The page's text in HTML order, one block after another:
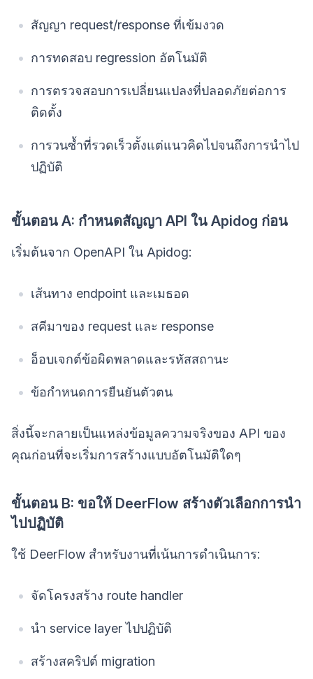
สัญญา request/response ที่เข้มงวด
การทดสอบ regression อัตโนมัติ
การตรวจสอบการเปลี่ยนแปลงที่ปลอดภัยต่อการ
ติดตั้ง
การวนซ้ำที่รวดเร็วตั้งแต่แนวคิดไปจนถึงการนำไป
ปฏิบัติ
ขั้นตอน A: กำหนดสัญญา API ใน Apidog ก่อน
เริ่มต้นจาก OpenAPI ใน Apidog:
เส้นทาง endpoint และเมธอด
สคีมาของ request และ response
อ็อบเจกต์ข้อผิดพลาดและรหัสสถานะ
ข้อกำหนดการยืนยันตัวตน
สิ่งนี้จะกลายเป็นแหล่งข้อมูลความจริงของ API ของ
คุณก่อนที่จะเริ่มการสร้างแบบอัตโนมัติใดๆ
ขั้นตอน B: ขอให้ DeerFlow สร้างตัวเลือกการนำ
ไปปฏิบัติ
ใช้ DeerFlow สำหรับงานที่เน้นการดำเนินการ:
จัดโครงสร้าง route handler
นำ service layer ไปปฏิบัติ
สร้างสคริปต์ migration